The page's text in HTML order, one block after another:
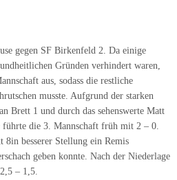
gegen SF Birkenfeld 2. Da einige
Gründen verhindert waren,
aus, sodass die restliche
musste. Aufgrund der starken
Brett 1 und durch das sehenswerte Matt
die 3. Mannschaft früh mit 2 – 0.
8in besserer Stellung ein Remis
geben konnte. Nach der Niederlage
– 1,5.